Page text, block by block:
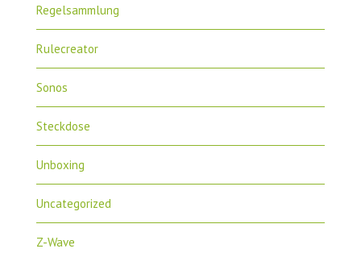
Regelsammlung
Rulecreator
Sonos
Steckdose
Unboxing
Uncategorized
Z-Wave